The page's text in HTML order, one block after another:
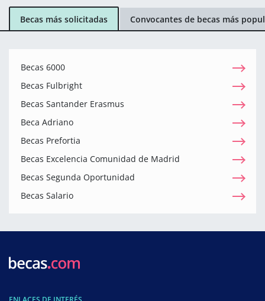
Becas más solicitadas Convocantes de becas más
Becas 6000
Becas Fulbright
Becas Santander Erasmus
Beca Adriano
Becas Prefortia
Becas Excelencia Comunidad de Madrid
Becas Segunda Oportunidad
Becas Salario